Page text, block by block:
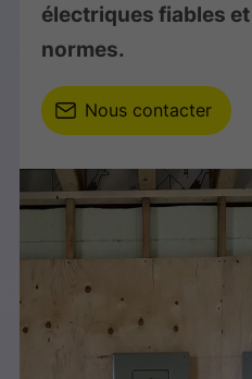
électriques fiables
normes.
Nous contacter